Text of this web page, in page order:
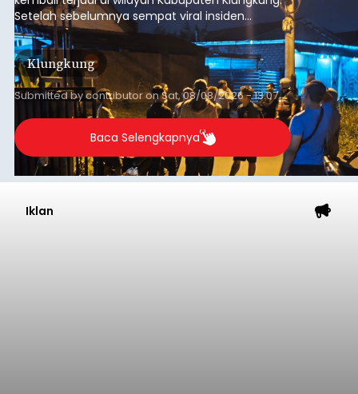
Setelah sebelumnya sempat viral insiden
keributan di barat Pasar Galiran, peristiwa serupa
kini menimpa seorang pemuda asal Kabupaten
Sumba Barat Daya (SBD), Nusa Tenggara Timur
(NTT).
Klungkung
Submitted bycontributoronSat, 08/08/2026 - 13:07
Baca Selengkapnya
Iklan